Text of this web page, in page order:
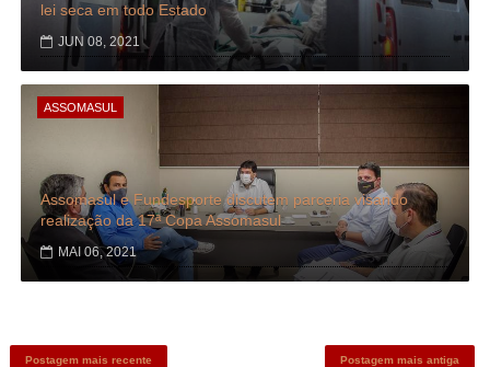
lei seca em todo Estado
JUN 08, 2021
ASSOMASUL
Assomasul e Fundesporte discutem parceria visando
realização da 17ª Copa Assomasul
MAI 06, 2021
Postagem mais recente Postagem mais antiga